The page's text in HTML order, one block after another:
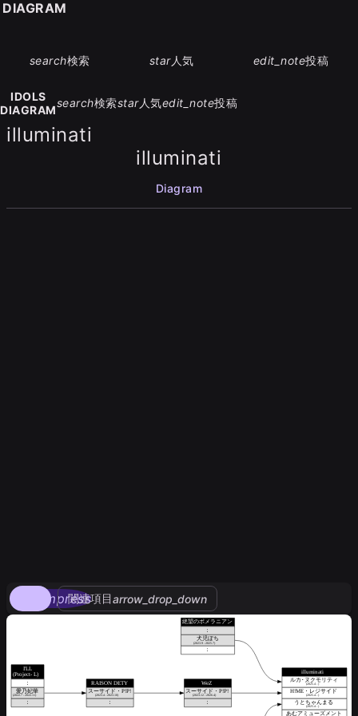
search検索 star人気 edit_note投稿
IDOLS
DIAGRAM
search検索star人気edit_note投稿
illuminati
illuminati
Diagram
compress
関連項目arrow_drop_down